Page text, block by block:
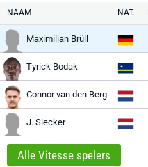
NAAM NAT.
Maximilian Brüll
Tyrick Bodak
Connor van den Berg
J. Siecker
Alle Vitesse spelers